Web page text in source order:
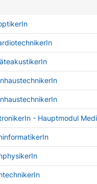
- Hauptmodul